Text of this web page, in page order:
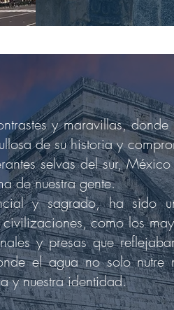
y maravillas,
de su historia y
selvas del sur,
de nuestra gente.
y sagrado, ha sido
civilizaciones, como los
y presas que
el agua no solo nutre
y nuestra identidad.